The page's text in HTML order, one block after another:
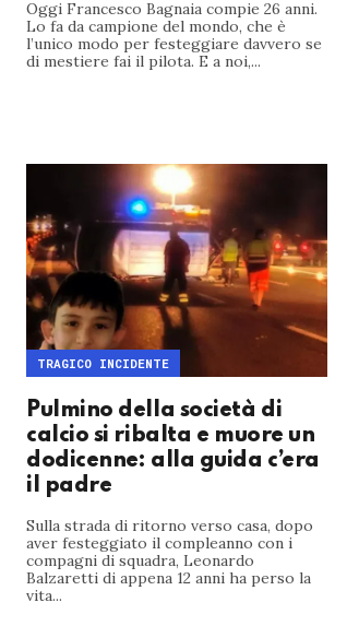
Oggi Francesco Bagnaia compie 26 anni.
Lo fa da campione del mondo, che è
l’unico modo per festeggiare davvero se
di mestiere fai il pilota. E a noi,...
Pulmino della società di
calcio si ribalta e muore un
dodicenne: alla guida c’era
il padre
Sulla strada di ritorno verso casa, dopo
aver festeggiato il compleanno con i
compagni di squadra, Leonardo
Balzaretti di appena 12 anni ha perso la
vita...
TRAGICO INCIDENTE